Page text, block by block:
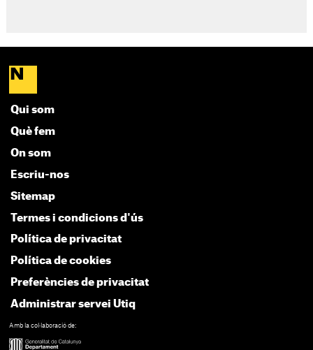
Qui som
Què fem
On som
Escriu-nos
Sitemap
Termes i condicions d'ús
Política de privacitat
Política de cookies
Preferències de privacitat
Administrar servei Utiq
Amb la col·laboració de: